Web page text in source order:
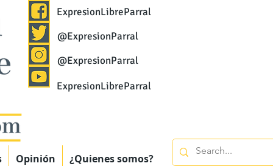
ExpresionLibreParral
@ExpresionParral
@ExpresionParral
ExpresionLibreParral
Opinión ¿Quienes somos?